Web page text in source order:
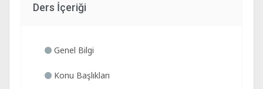
Ders İçeriği
Genel Bilgi
Konu Başlıkları